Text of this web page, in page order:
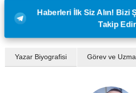
Haberleri İlk Siz Alın! Bizi
Takip
Yazar Biyografisi Görev ve